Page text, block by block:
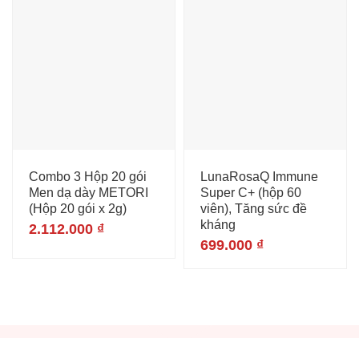
Combo 3 Hộp 20 gói
Men dạ dày METORI
(Hộp 20 gói x 2g)
2.112.000 ₫
LunaRosaQ Immune
Super C+ (hộp 60
viên), Tăng sức đề
kháng
699.000 ₫